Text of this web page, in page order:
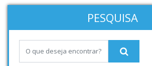
PESQUISA